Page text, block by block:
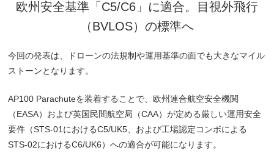
欧州安全基準「C5/C6」に適合。目視外飛行
（BVLOS）の標準へ
今回の発表は、ドローンの法規制や運用基準の面でも大きなマイル
ストーンとなります。
AP100 Parachuteを装着することで、欧州連合航空安全機関
（EASA）および英国民間航空局（CAA）が定める厳しい運用安全
要件（STS-01におけるC5/UK5、および工場認定コンボによる
STS-02におけるC6/UK6）への適合が可能になります。